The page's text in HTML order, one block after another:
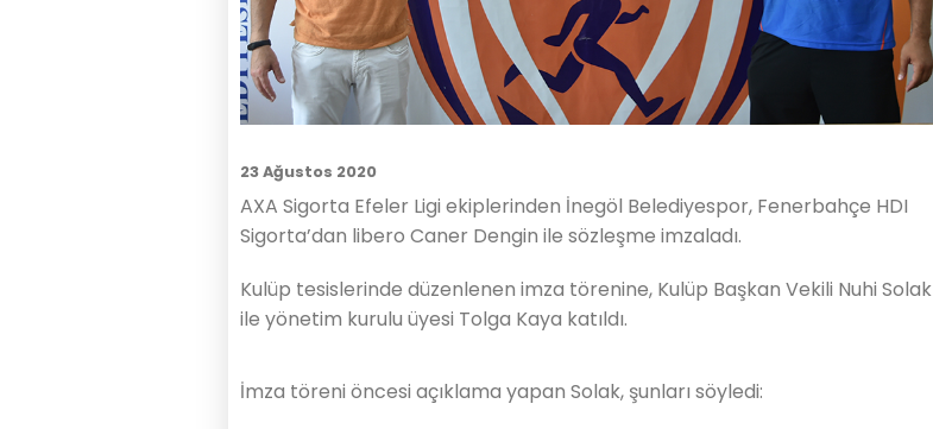
23 Ağustos 2020
AXA Sigorta Efeler Ligi ekiplerinden İnegöl Belediyespor, Fenerbahçe HDI
Sigorta’dan libero Caner Dengin ile sözleşme imzaladı.
Kulüp tesislerinde düzenlenen imza törenine, Kulüp Başkan Vekili Nuhi Solak
ile yönetim kurulu üyesi Tolga Kaya katıldı.
İmza töreni öncesi açıklama yapan Solak, şunları söyledi: